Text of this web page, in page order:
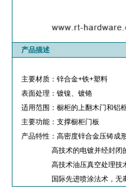
产品描述
主要材质：锌合金+铁+塑料
表面处理：镀镍、镀铬
适用范围：橱柜的上翻木门和铝
主要功能：支撑橱柜门板
产品特性：高密度锌合金压铸成
高技术的电镀并经封闭的
高技术油压真空处理技术
国际先进喷涂法术，无